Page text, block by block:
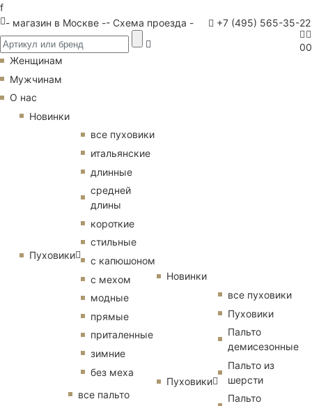
f
- магазин в Москве -- Схема проезда - +7 (495) 565-35-22
00
Женщинам
Мужчинам
О нас
Новинки
Пуховики
все пуховики
итальянские
длинные
средней
длины
короткие
стильные
с капюшоном
с мехом
модные
прямые
приталенные
зимние
без меха
все пальто
Новинки
Пуховики
все пуховики
Пуховики
Пальто
демисезонные
Пальто из
шерсти
Пальто